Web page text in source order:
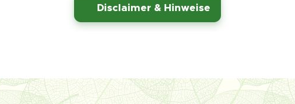
Disclaimer & Hinweise